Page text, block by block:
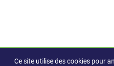
Ce site utilise des cookies pour